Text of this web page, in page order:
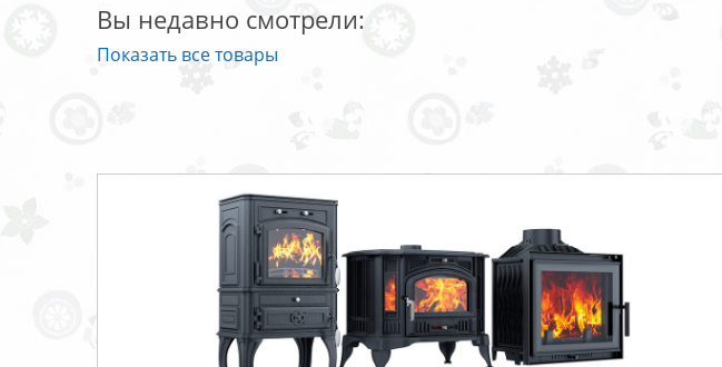
Вы недавно смотрели:
Показать все товары